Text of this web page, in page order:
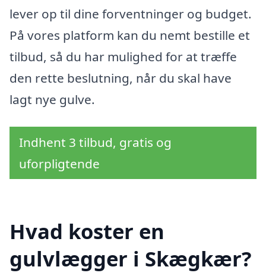
lever op til dine forventninger og budget.
På vores platform kan du nemt bestille et
tilbud, så du har mulighed for at træffe
den rette beslutning, når du skal have
lagt nye gulve.
Indhent 3 tilbud, gratis og
uforpligtende
Hvad koster en
gulvlægger i Skægkær?